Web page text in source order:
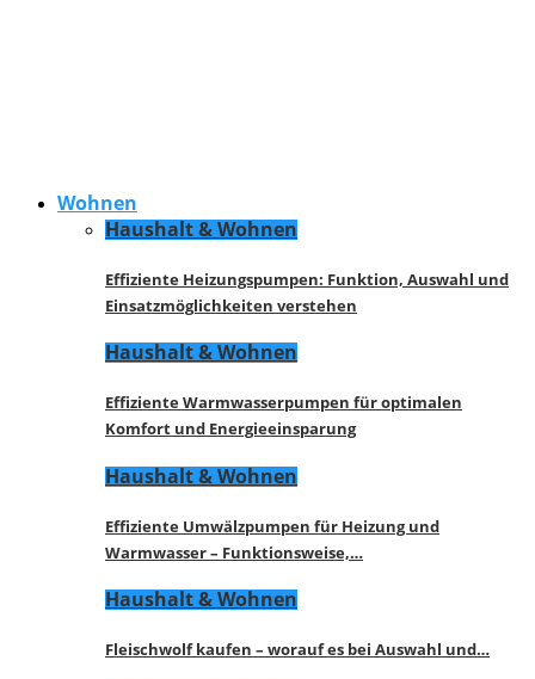
Wohnen
Haushalt & Wohnen
Effiziente Heizungspumpen: Funktion, Auswahl und
Einsatzmöglichkeiten verstehen
Haushalt & Wohnen
Effiziente Warmwasserpumpen für optimalen
Komfort und Energieeinsparung
Haushalt & Wohnen
Effiziente Umwälzpumpen für Heizung und
Warmwasser – Funktionsweise,…
Haushalt & Wohnen
Fleischwolf kaufen – worauf es bei Auswahl und…